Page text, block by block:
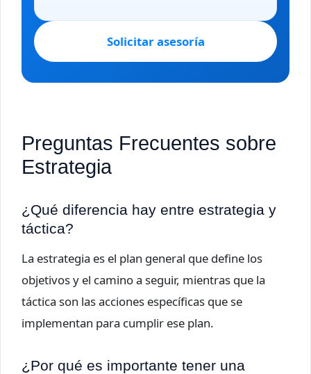
Solicitar asesoría
Preguntas Frecuentes sobre
Estrategia
¿Qué diferencia hay entre estrategia y
táctica?
La estrategia es el plan general que define los
objetivos y el camino a seguir, mientras que la
táctica son las acciones específicas que se
implementan para cumplir ese plan.
¿Por qué es importante tener una